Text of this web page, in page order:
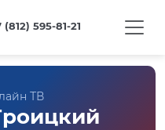
(812) 595-81-21
ТВ